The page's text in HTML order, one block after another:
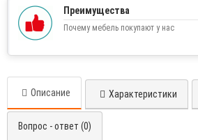
Преимущества
Почему мебель покупают у нас
Описание Характеристики
Вопрос - ответ (0)